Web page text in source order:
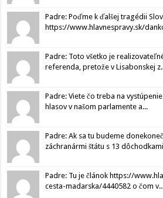
Padre: Poďme k ďalšej tragédii
https://www.hlavnespravy.sk/
Padre: Toto všetko je
referenda, pretože v Lisabonskej
Padre: Viete čo treba na
hlasov v našom parlamente a...
Padre: Ak sa tu budeme
záchranármi štátu s 13
Padre: Tu je článok https://
cesta-madarska/4440582 o čom